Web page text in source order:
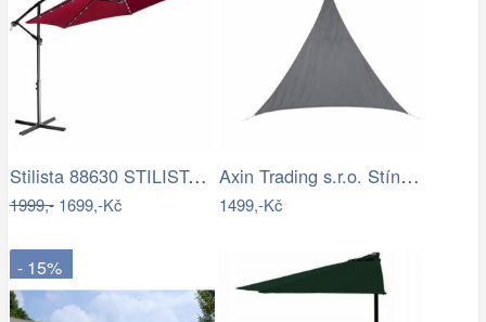
Stilista 88630 STILISTA Zahradní LED…
1999,-1699,-Kč
Axin Trading s.r.o. Stínící plachta…
1499,-Kč
- 15%